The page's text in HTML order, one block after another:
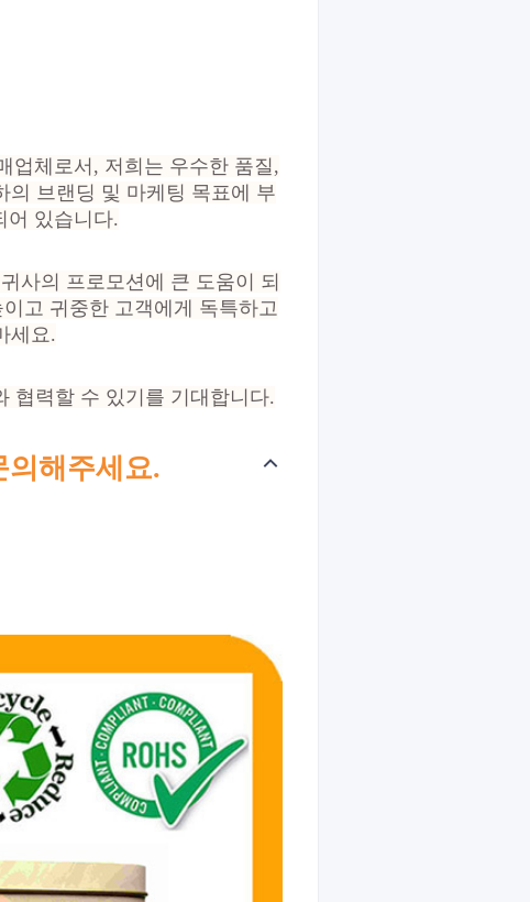
업체로서, 저희는 우수한 품질,
의 브랜딩 및 마케팅 목표에 부
어 있습니다.
사의 프로모션에 큰 도움이 되
고 귀중한 고객에게 독특하고
세요.
협력할 수 있기를 기대합니다.
의해주세요.